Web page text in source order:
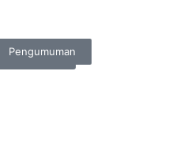
Pengumuman